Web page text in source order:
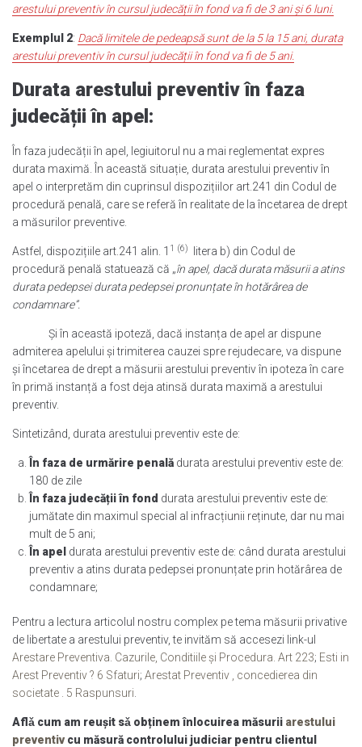
arestului preventiv în cursul judecății în fond va fi de 3 ani și 6 luni.
Exemplul 2: Dacă limitele de pedeapsă sunt de la 5 la 15 ani, durata
arestului preventiv în cursul judecății în fond va fi de 5 ani.
Durata arestului preventiv în faza
judecății în apel:
În faza judecății în apel, legiuitorul nu a mai reglementat expres
durata maximă. În această situație, durata arestului preventiv în
apel o interpretăm din cuprinsul dispozițiilor art.241 din Codul de
procedură penală, care se referă în realitate de la încetarea de drept
a măsurilor preventive.
Astfel, dispozițiile art.241 alin. 1 1 (6)
litera b) din Codul de
procedură penală statuează că „în apel, dacă durata măsurii a atins
durata pedepsei durata pedepsei pronunțate în hotărârea de
condamnare”.
Și în această ipoteză, dacă instanța de apel ar dispune
admiterea apelului și trimiterea cauzei spre rejudecare, va dispune
și încetarea de drept a măsurii arestului preventiv în ipoteza în care
în primă instanță a fost deja atinsă durata maximă a arestului
preventiv.
Sintetizând, durata arestului preventiv este de:
În faza de urmărire penală durata arestului preventiv este de:
180 de zile
În faza judecății în fond durata arestului preventiv este de:
jumătate din maximul special al infracțiunii reținute, dar nu mai
mult de 5 ani;
În apel durata arestului preventiv este de: când durata arestului
preventiv a atins durata pedepsei pronunțate prin hotărârea de
condamnare;
Pentru a lectura articolul nostru complex pe tema măsurii privative
de libertate a arestului preventiv, te invităm să accesezi link-ul
Arestare Preventiva. Cazurile, Conditiile și Procedura. Art 223; Esti in
Arest Preventiv ? 6 Sfaturi; Arestat Preventiv , concedierea din
societate . 5 Raspunsuri
Aflǎ cum am reușit sǎ obținem înlocuirea măsurii arestului
preventiv cu măsură controlului judiciar pentru clientul